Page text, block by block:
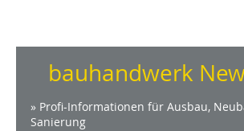
bauhandwerk
» Profi-Informationen für Ausbau,
Sanierung